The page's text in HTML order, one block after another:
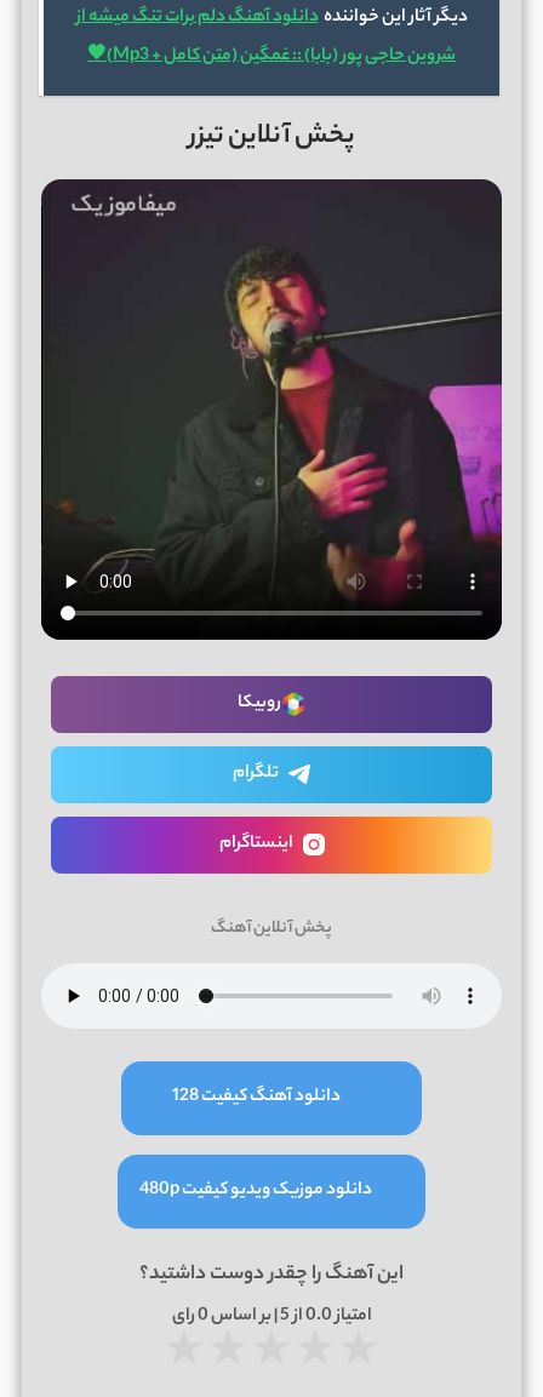
دیگر آثار این خوانندهدانلود آهنگ دلم برات تنگ میشه از
شروین حاجی پور (بابا) :: غمگین (متن کامل + Mp3)🖤
پخش آنلاین تیزر
روبیکا
تلگرام
اینستاگرام
پخش آنلاین آهنگ
دانلود آهنگ کیفیت 128
دانلود موزیک ویدیو کیفیت 480p
این آهنگ را چقدر دوست داشتید؟
امتیاز0.0از 5 | بر اساس 0رای